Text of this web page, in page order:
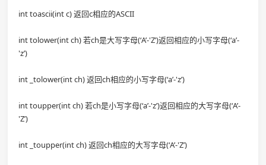
int toascii(int c) 返回c相应的ASCII
int tolower(int ch) 若ch是大写字母(‘A’-'Z’)返回相应的小写字母(‘a’-
'z’)
int _tolower(int ch) 返回ch相应的小写字母(‘a’-'z’)
int toupper(int ch) 若ch是小写字母(‘a’-'z’)返回相应的大写字母(‘A’-
'Z’)
int _toupper(int ch) 返回ch相应的大写字母(‘A’-'Z’)